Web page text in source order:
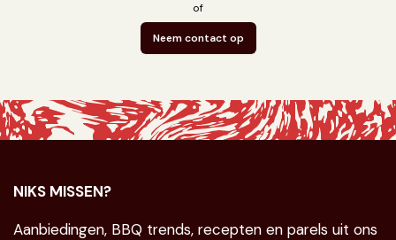
of
Neem contact op
NIKS MISSEN?
Aanbiedingen, BBQ trends, recepten en parels uit ons